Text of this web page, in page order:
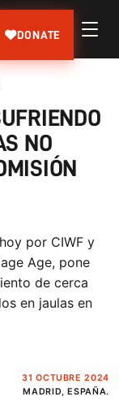
DONATE
NO
por CIWF y
Age, pone
de cerca
en jaulas en
31 OCTUBRE 2024
MADRID, ESPAÑA.